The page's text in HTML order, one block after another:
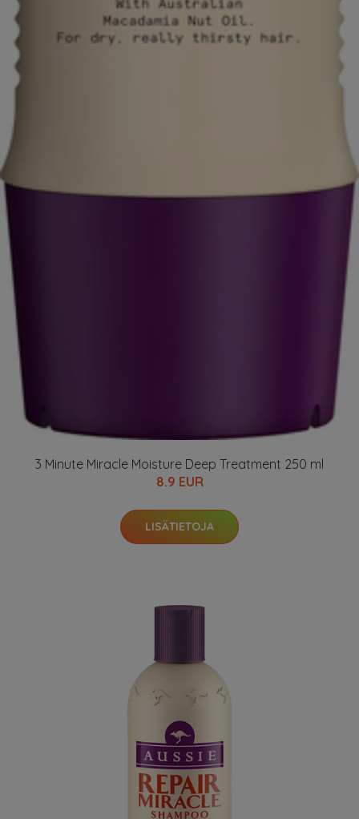
3 Minute Miracle Moisture Deep Treatment 250 ml
8.9 EUR
LISÄTIETOJA